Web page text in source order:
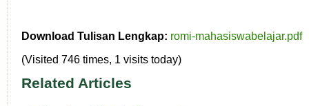
Download Tulisan Lengkap: romi-mahasiswabelajar.pdf
(Visited 746 times, 1 visits today)
Related Articles